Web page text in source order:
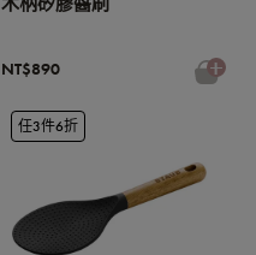
NT$890
任3件6折